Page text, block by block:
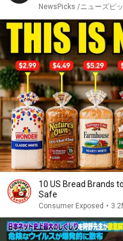
NewsPicks /ニューズピ
10 US Bread Brands
Safe
Consumer Exposed •